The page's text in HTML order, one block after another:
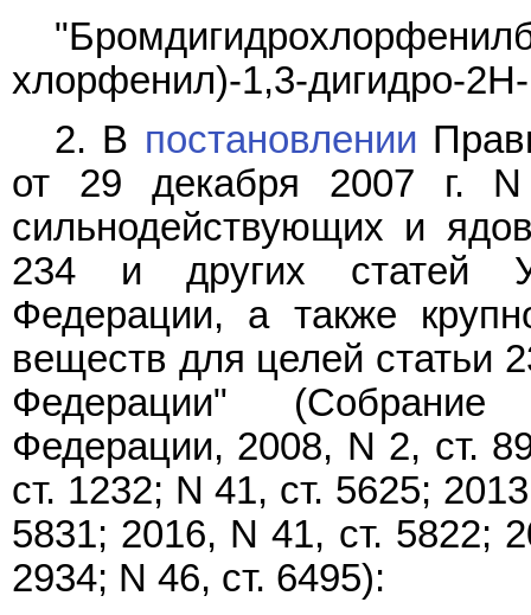
хлорфенил)-1,3-дигидро-
2. В постановлении
от 29 декабря 2007 г.
сильнодействующих и
234 и других статей
Федерации, а также
веществ для целей статьи
Федерации" (Собрание
Федерации, 2008, N 2, ст.
ст. 1232; N 41, ст. 5625;
5831; 2016, N 41, ст. 5822;
2934; N 46, ст. 6495):